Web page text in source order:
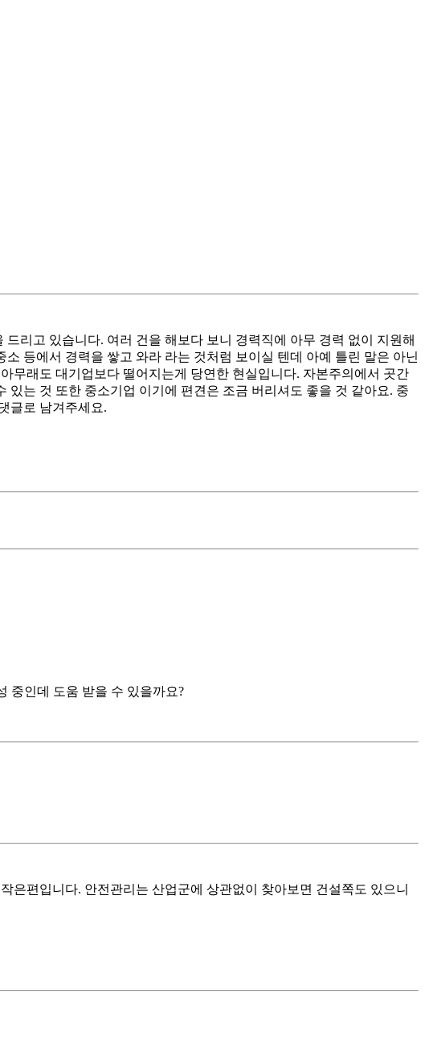
리고 있습니다. 여러 건을 해보다 보니 경력직에 아무 경력 없이 지원해
등에서 경력을 쌓고 와라 라는 것처럼 보이실 텐데 아예 틀린 말은 아닌
무래도 대기업보다 떨어지는게 당연한 현실입니다. 자본주의에서 곳간
는 것 또한 중소기업 이기에 편견은 조금 버리셔도 좋을 것 같아요. 중
글로 남겨주세요.
중인데 도움 받을 수 있을까요?
은편입니다. 안전관리는 산업군에 상관없이 찾아보면 건설쪽도 있으니